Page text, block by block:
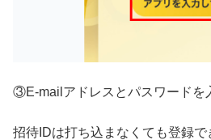
③E-mailアドレスとパスワードを
招待IDは打ち込まなくても登録で